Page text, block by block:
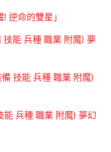
逆命的雙星」
能 兵種 職業 附魔) 夢
技能 兵種 職業 附魔)
能 兵種 職業 附魔) 夢幻